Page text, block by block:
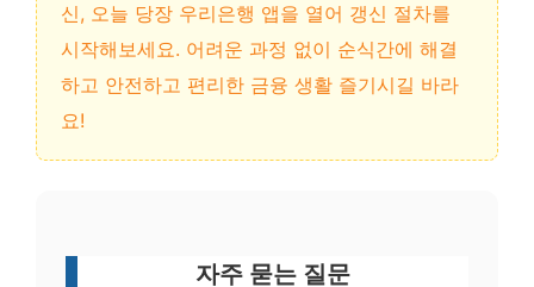
신, 오늘 당장 우리은행 앱을 열어 갱신 절차를
시작해보세요. 어려운 과정 없이 순식간에 해결
하고 안전하고 편리한 금융 생활 즐기시길 바라
요!
자주 묻는 질문